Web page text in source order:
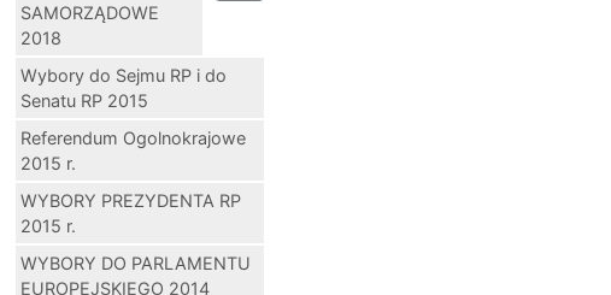
SAMORZĄDOWE
2018
Wybory do Sejmu RP i do
Senatu RP 2015
Referendum Ogolnokrajowe
2015 r.
WYBORY PREZYDENTA RP
2015 r.
WYBORY DO PARLAMENTU
EUROPEJSKIEGO 2014